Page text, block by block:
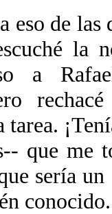
eso de
la
a
que me
sería
conocido.